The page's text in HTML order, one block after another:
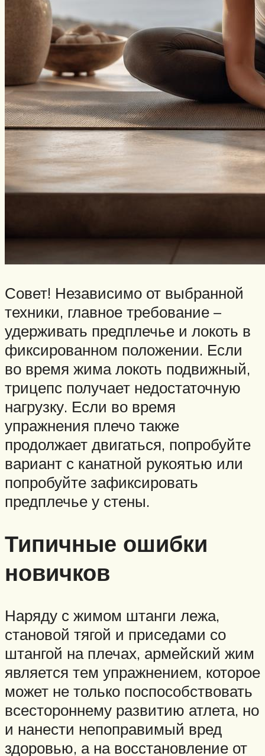
Совет! Независимо от выбранной
техники, главное требование –
удерживать предплечье и локоть в
фиксированном положении. Если
во время жима локоть подвижный,
трицепс получает недостаточную
нагрузку. Если во время
упражнения плечо также
продолжает двигаться, попробуйте
вариант с канатной рукоятью или
попробуйте зафиксировать
предплечье у стены.
Типичные ошибки
новичков
Наряду с жимом штанги лежа,
становой тягой и приседами со
штангой на плечах, армейский жим
является тем упражнением, которое
может не только поспособствовать
всестороннему развитию атлета, но
и нанести непоправимый вред
здоровью, а на восстановление от